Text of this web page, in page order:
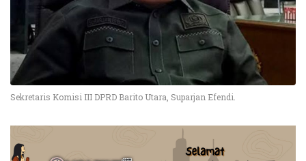
Sekretaris Komisi III DPRD Barito Utara, Suparjan Efendi.